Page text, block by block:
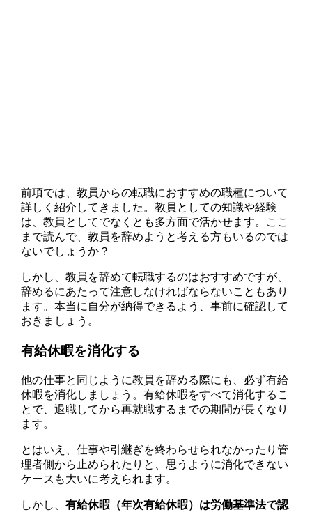
前項では、教員からの転職におすすめの職種について
詳しく紹介してきました。教員としての知識や経験
は、教員としてでなくとも多方面で活かせます。ここ
まで読んで、教員を辞めようと考える方もいるのでは
ないでしょうか？
しかし、教員を辞めて転職するのはおすすめですが、
辞めるにあたって注意しなければならないこともあり
ます。本当に自分が納得できるよう、事前に確認して
おきましょう。
有給休暇を消化する
他の仕事と同じように教員を辞める際にも、必ず有給
休暇を消化しましょう。有給休暇をすべて消化するこ
とで、退職してから再就職するまでの期間が長くなり
ます。
とはいえ、仕事や引継ぎを終わらせられなかったり管
理者側から止められたりと、思うように消化できない
ケースも大いに考えられます。
しかし、有給休暇（年次有給休暇）は労働基準法で認